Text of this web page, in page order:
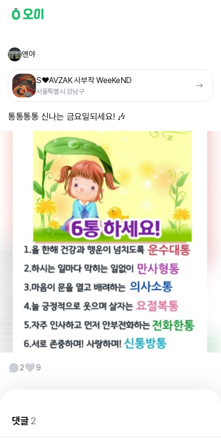
앤야
S❤️AVZAK 사부작 WeeKeND
서울특별시 강남구
통통통통 신나는 금요일되세요! 🎶
2 9
댓글2